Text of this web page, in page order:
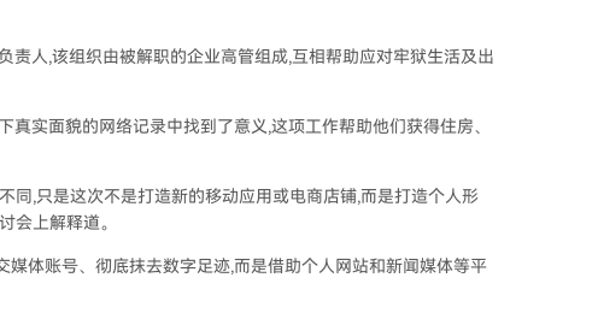
人,该组织由被解职的企业高管组成,互相帮助应对牢狱生活及出
实面貌的网络记录中找到了意义,这项工作帮助他们获得住房、
同,只是这次不是打造新的移动应用或电商店铺,而是打造个人形
会上解释道。
体账号、彻底抹去数字足迹,而是借助个人网站和新闻媒体等平